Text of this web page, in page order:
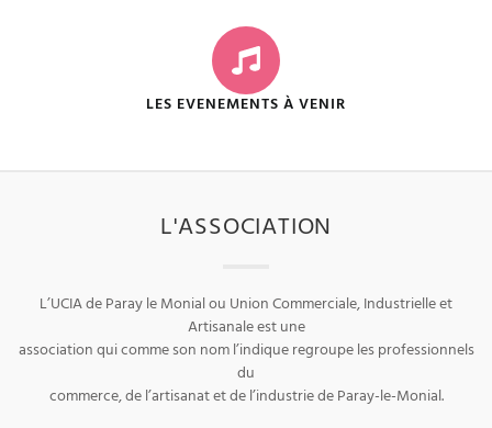
LES EVENEMENTS À VENIR
L'ASSOCIATION
L’UCIA de Paray le Monial ou Union Commerciale, Industrielle et
Artisanale est une
association qui comme son nom l’indique regroupe les professionnels
du
commerce, de l’artisanat et de l’industrie de Paray-le-Monial.